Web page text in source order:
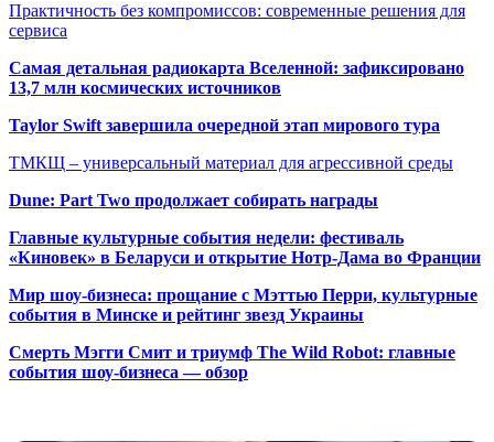
Практичность без компромиссов: современные решения для
сервиса
Самая детальная радиокарта Вселенной: зафиксировано
13,7 млн космических источников
Taylor Swift завершила очередной этап мирового тура
ТМКЩ – универсальный материал для агрессивной среды
Dune: Part Two продолжает собирать награды
Главные культурные события недели: фестиваль
«Киновек» в Беларуси и открытие Нотр-Дама во Франции
Мир шоу-бизнеса: прощание с Мэттью Перри, культурные
события в Минске и рейтинг звезд Украины
Смерть Мэгги Смит и триумф The Wild Robot: главные
события шоу-бизнеса — обзор